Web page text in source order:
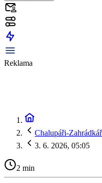
Reklama
Chalupáři-
3. 6. 2026, 05:05
2 min